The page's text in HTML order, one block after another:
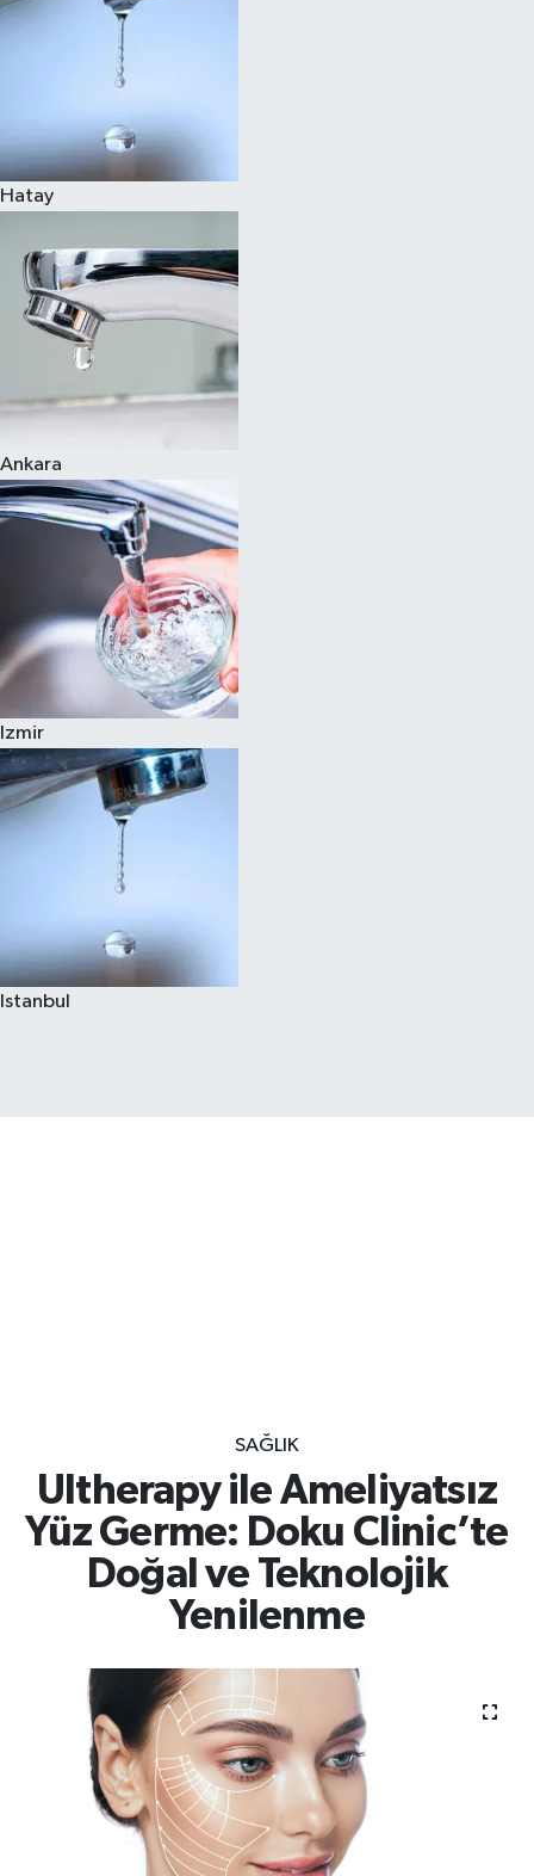
Hatay
Ankara
Izmir
Istanbul
SAĞLIK
Ultherapy ile Ameliyatsız
Yüz Germe: Doku Clinic’te
Doğal ve Teknolojik
Yenilenme